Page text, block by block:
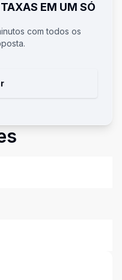
EM UM SÓ
com todos os